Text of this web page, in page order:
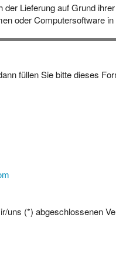
Lieferung auf Grund
oder Computersoftware
füllen Sie bitte dieses
uns (*) abgeschlossenen